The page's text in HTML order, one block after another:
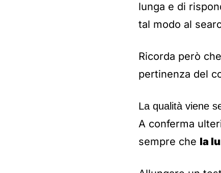
lunga e di
tal modo al
Ricorda però
pertinenza del
La qualità viene
A conferma
sempre che la